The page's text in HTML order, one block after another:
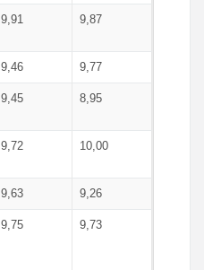
9,91 9,87
9,46 9,77
9,45 8,95
9,72 10,00
9,63 9,26
9,75 9,73